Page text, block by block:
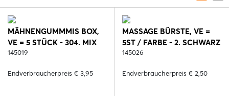
MÄHNENGUMMMIS BOX,
VE = 5 STÜCK - 304. MIX
145019
Endverbraucherpreis € 3,95
MASSAGE BÜRSTE, VE =
5ST / FARBE - 2. SCHWARZ
145026
Endverbraucherpreis € 2,50